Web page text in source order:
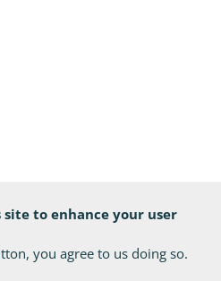
site to enhance your user
you agree to us doing so.